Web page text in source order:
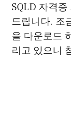
SQLD 자격
드립니다. 조
을 다운로드
리고 있으니